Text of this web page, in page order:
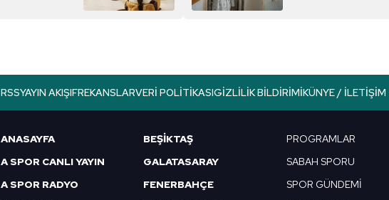
RSSYAYIN AKIŞIFREKANSLARVERI POLITIKASIGIZLILIK BILDIRIMIKÜNYE / İLETIŞIM
ANASAYFA
A SPOR CANLI YAYIN
A SPOR RADYO
BEŞİKTAŞ
GALATASARAY
FENERBAHÇE
PROGRAMLAR
SABAH SPORU
SPOR GÜNDEMİ